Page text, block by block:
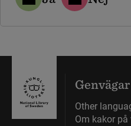
Genvägar
Other
Om kakor